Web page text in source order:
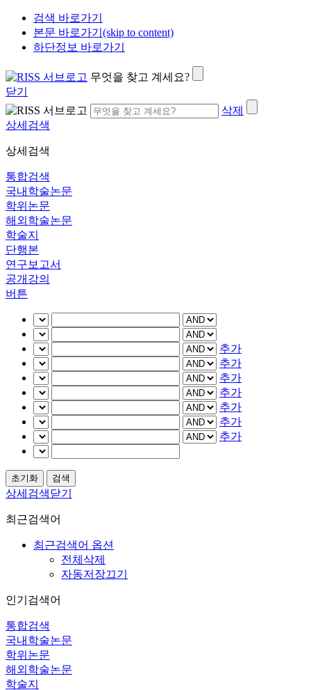
검색 바로가기
본문 바로가기(skip to content)
하단정보 바로가기
무엇을 찾고 계세요?
닫기
삭제
상세검색
상세검색
통합검색
국내학술논문
학위논문
해외학술논문
학술지
단행본
연구보고서
공개강의
버튼
추가
추가
추가
추가
추가
추가
추가
상세검색닫기
최근검색어
최근검색어 옵션
전체삭제
자동저장끄기
인기검색어
통합검색
국내학술논문
학위논문
해외학술논문
학술지